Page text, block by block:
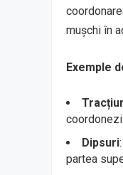
mușchi în
Exemple
Dipsuri
partea